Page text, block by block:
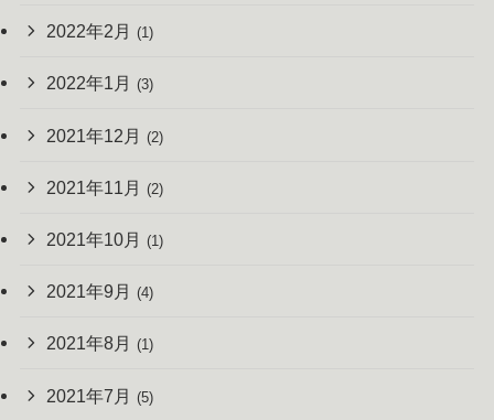
2022年2月 (1)
2022年1月 (3)
2021年12月 (2)
2021年11月 (2)
2021年10月 (1)
2021年9月 (4)
2021年8月 (1)
2021年7月 (5)